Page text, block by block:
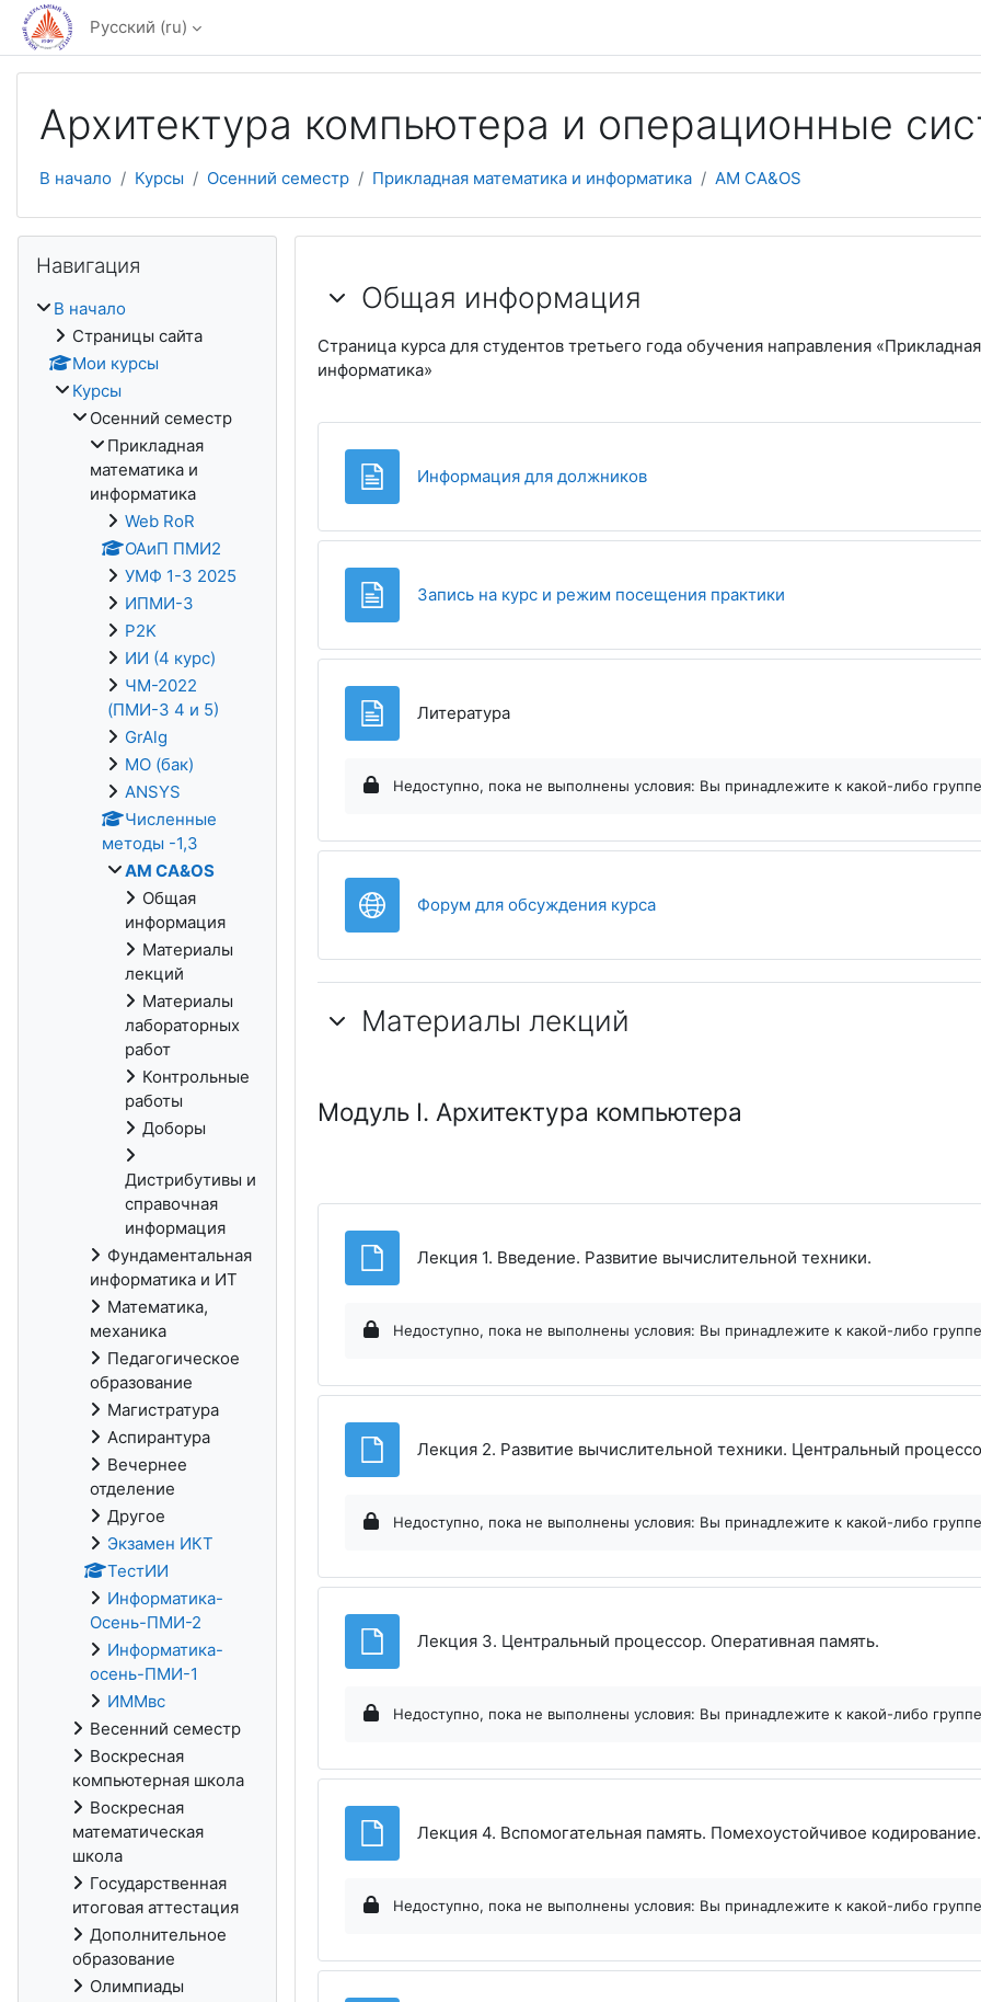
Перейти к основному содержанию
Русский ‎(ru)‎
Архитектура компьютера и операционные
В начало Курсы Осенний семестр Прикладная математика и информатика AM CA&OS
Тематический план
Общая информация
Страница курса для студентов третьего года обучения направления
информатика»
Информация для должниковСтраница
Запись на курс и режим посещения практикиСтраница
ЛитератураСтраница
Недоступно, пока не выполнены условия: Вы принадлежите к какой-либо группе
Форум для обсуждения курсаГиперссылка
Материалы лекций
Модуль I. Архитектура компьютера
Лекция 1. Введение. Развитие вычислительной техники.Файл
Недоступно, пока не выполнены условия: Вы принадлежите к какой-либо группе
Лекция 2. Развитие вычислительной техники. Центральный
Недоступно, пока не выполнены условия: Вы принадлежите к какой-либо группе
Лекция 3. Центральный процессор. Оперативная память.Файл
Недоступно, пока не выполнены условия: Вы принадлежите к какой-либо группе
Лекция 4. Вспомогательная память. Помехоустойчивое кодирование.
Недоступно, пока не выполнены условия: Вы принадлежите к какой-либо группе
Навигация
В начало
Страницы сайта
Мои курсы
Курсы
Осенний семестр
Прикладная
математика и
информатика
Web RoR
ОАиП ПМИ2
УМФ 1-3 2025
ИПМИ-3
P2K
ИИ (4 курс)
ЧМ-2022
(ПМИ-3 4 и 5)
GrAlg
МО (бак)
ANSYS
Численные
методы -1,3
AM CA&OS
Общая
информация
Материалы
лекций
Материалы
лабораторных
работ
Контрольные
работы
Доборы
Дистрибутивы и
справочная
информация
Фундаментальная
информатика и ИТ
Математика,
механика
Педагогическое
образование
Магистратура
Аспирантура
Вечернее
отделение
Другое
Экзамен ИКТ
ТестИИ
Информатика-
Осень-ПМИ-2
Информатика-
осень-ПМИ-1
ИММвс
Весенний семестр
Воскресная
компьютерная школа
Воскресная
математическая
школа
Государственная
итоговая аттестация
Дополнительное
образование
Олимпиады